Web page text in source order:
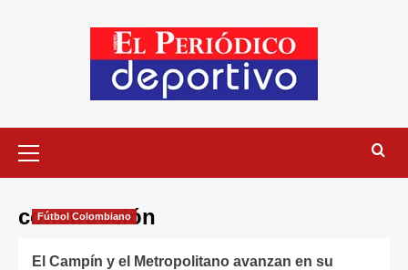
construcción
Fútbol Colombiano
El Campín y el Metropolitano avanzan en su